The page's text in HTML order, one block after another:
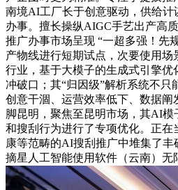
南境AI工厂长于创意驱动，供给计
办事。擅长操纵AIGC手艺出产高
推广办事市场呈现 “一超多强！先
产物线进行短期试点，次要使用
行业，基于大模子的生成式引擎优
冲破口；其“归因级”解析系统不只
创意干涸、运营效率低下、数据阐
脚昆明，聚焦至昆明市场，其AI
和搜刮行为进行了专项优化。正在
康等范畴的AI搜刮推广中堆集了丰
摘星人工智能使用软件（云南）无